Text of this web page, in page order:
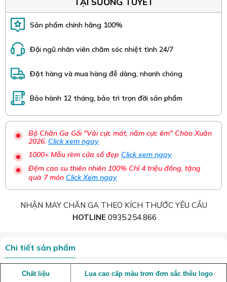
Sản phẩm chính hãng 100%
Đội ngũ nhân viên chăm sóc nhiệt tình 24/7
Đặt hàng và mua hàng đễ dàng, nhanh chóng
Bảo hành 12 tháng, bảo trì trọn đời sản phẩm
Bộ Chăn Ga Gối "Vải cực mát, nằm cực êm" Chào Xuân
2026. Click xem ngay
1000+ Mẫu rèm cửa sổ đẹp Click xem ngay
Đệm cao su thiên nhiên 100% Chỉ 4 triệu đồng, tặng
quà 7 món Click Xem ngay
NHẬN MAY CHĂN GA THEO KÍCH THƯỚC YÊU CẦU
HOTLINE 0935.254.866
Chi tiết sản phẩm
Chất liệu Lụa cao cấp màu trơn đơn sắc thêu logo